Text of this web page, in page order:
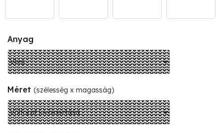
Anyag
Méret (szélesség x magasság)